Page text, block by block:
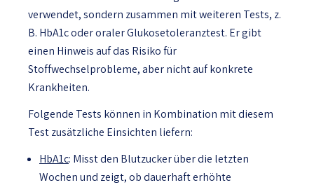
verwendet, sondern zusammen mit weiteren Tests, z.
B. HbA1c oder oraler Glukosetoleranztest. Er gibt
einen Hinweis auf das Risiko für
Stoffwechselprobleme, aber nicht auf konkrete
Krankheiten.
Folgende Tests können in Kombination mit diesem
Test zusätzliche Einsichten liefern:
HbA1c: Misst den Blutzucker über die letzten
Wochen und zeigt, ob dauerhaft erhöhte